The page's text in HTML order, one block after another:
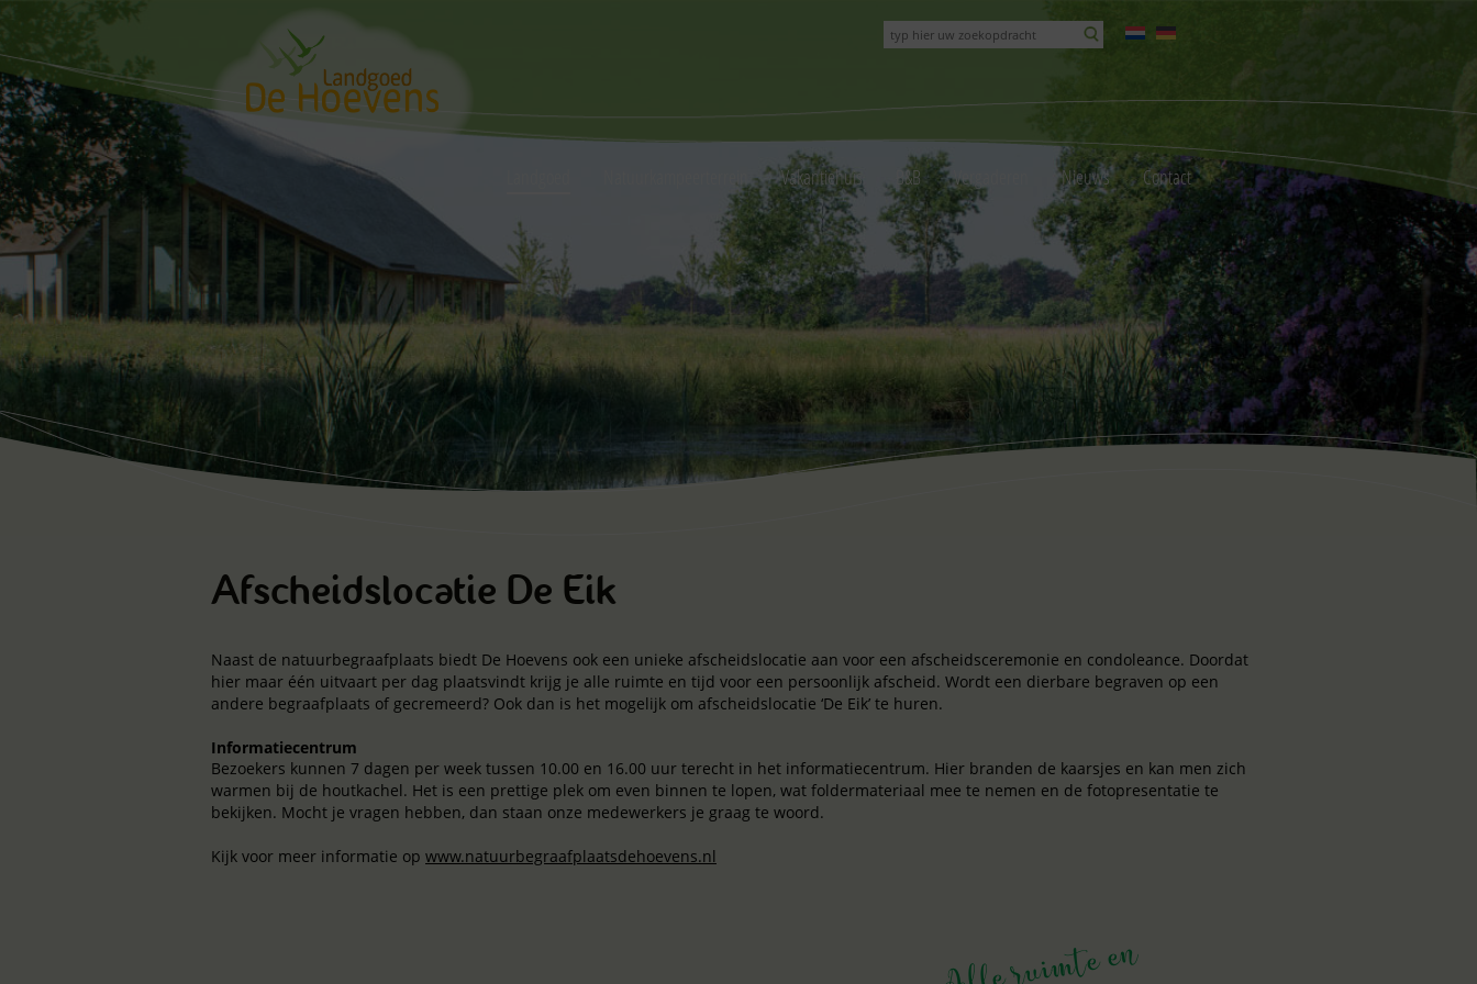
Vakantiehuis B&B Vergaderen Nieuws Contact
Afscheidslocatie De Eik
Naast de natuurbegraafplaats biedt De Hoevens ook een unieke afscheidslocatie aan voor een afscheidsceremonie en condoleance. Doordat
hier maar één uitvaart per dag plaatsvindt krijg je alle ruimte en tijd voor een persoonlijk afscheid. Wordt een dierbare begraven op een
andere begraafplaats of gecremeerd? Ook dan is het mogelijk om afscheidslocatie ‘De Eik’ te huren.
Informatiecentrum
Bezoekers kunnen 7 dagen per week tussen 10.00 en 16.00 uur terecht in het informatiecentrum. Hier branden de kaarsjes en kan men zich
warmen bij de houtkachel. Het is een prettige plek om even binnen te lopen, wat foldermateriaal mee te nemen en de fotopresentatie te
bekijken. Mocht je vragen hebben, dan staan onze medewerkers je graag te woord.
Kijk voor meer informatie op www.natuurbegraafplaatsdehoevens.nl